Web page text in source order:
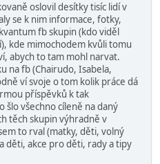
oslovil desítky tisíc lidí v
se k nim informace, fotky,
fb skupin (kdo viděl
kde mimochodem kvůli tomu
abych to tam mohl narvat.
na fb (Chairudo, Isabela,
ví svoje o tom kolik práce dá
příspěvků k tak
šlo všechno cíleně na daný
těch skupin výhradně v
to rval (matky, děti, volný
děti, akce pro děti, rady a tipy